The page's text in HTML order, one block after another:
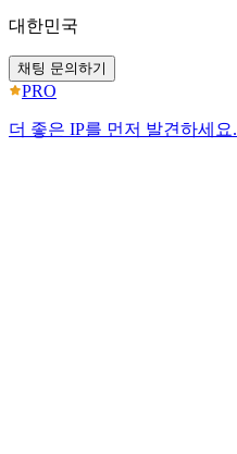
대한민국
채팅 문의하기
PRO
더 좋은 IP를 먼저 발견하세요.